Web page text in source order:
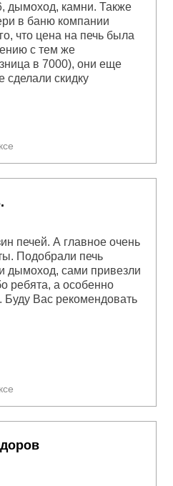
дымоход, камни. Также
в баню компании
что цена на печь была
с тем же
в 7000), они еще
сделали скидку
печей. А главное очень
Подобрали печь
дымоход, сами привезли
ребята, а особенно
Буду Вас рекомендовать